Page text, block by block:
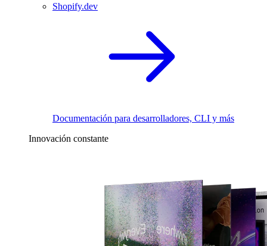
Shopify.dev
Documentación para desarrolladores, CLI y más
Innovación constante